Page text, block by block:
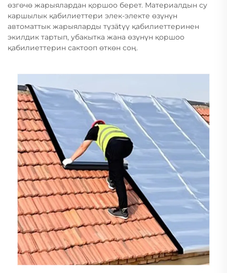
өзгөчө жарыялардан қоршоо берет. Материалдын су
каршылык қабилиеттери элек-электе өзүнүн
автоматтык жарыяларды түзätүү қабилиеттеринен
экилдик тартып, убакытка жана өзүнүн қоршоо
қабилиеттерин сактооп өткөн соң.